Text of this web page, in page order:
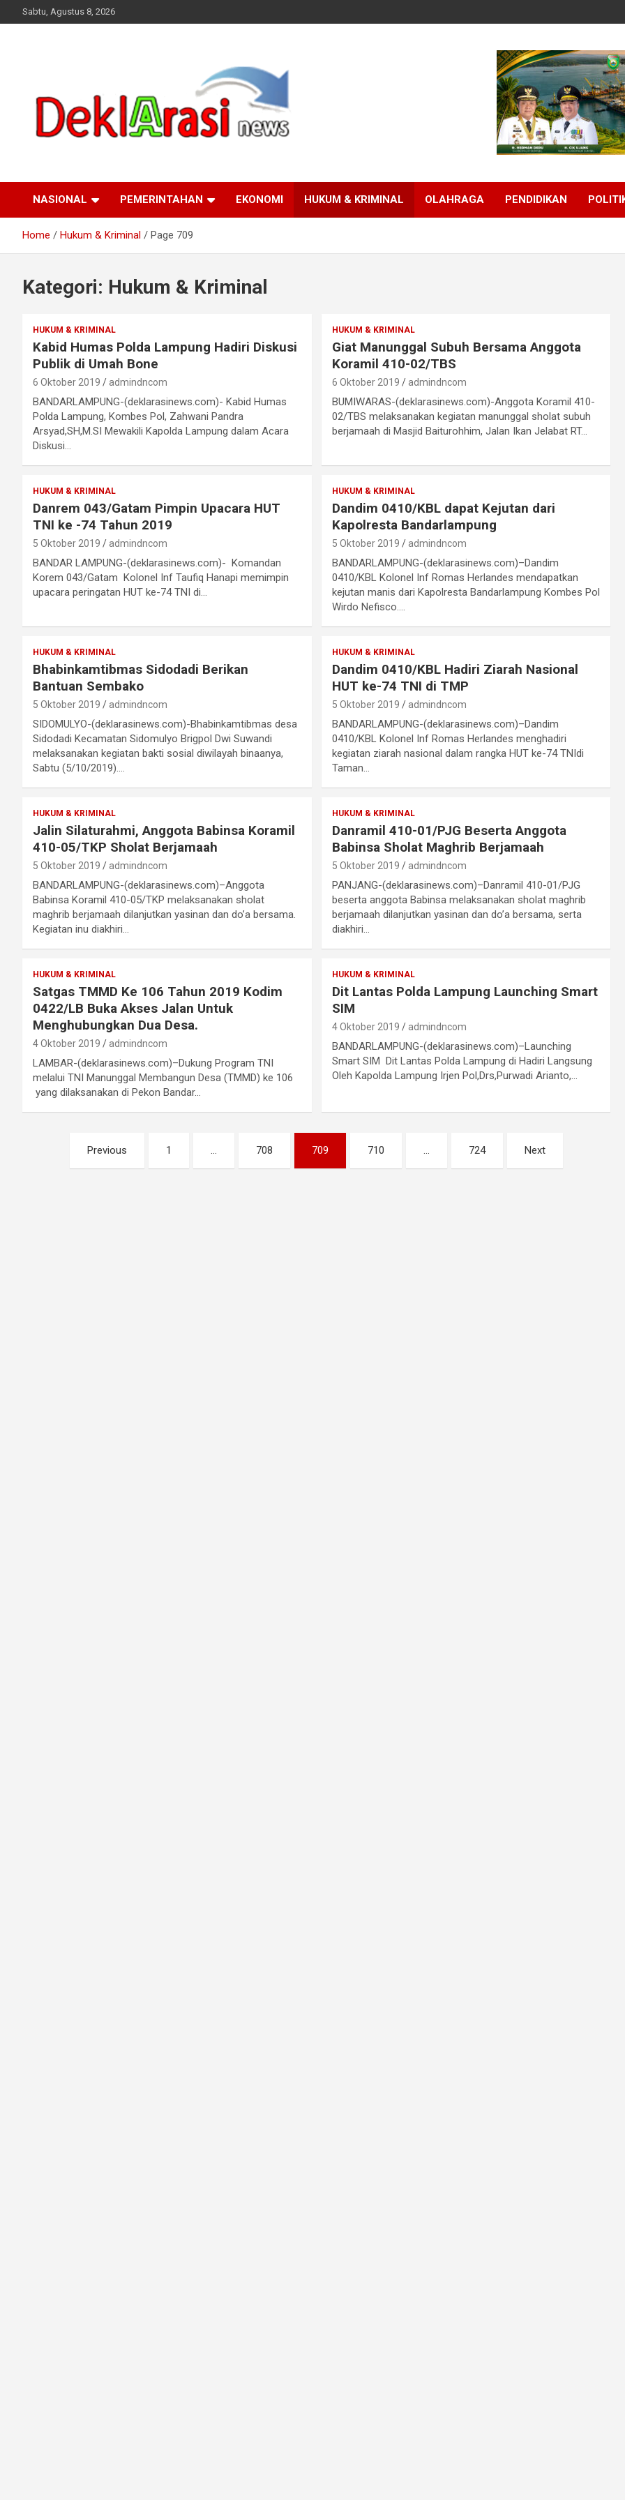
to
Sabtu, Agustus 8, 2026
deklarasinews.com
NASIONAL PEMERINTAHAN EKONOMI HUKUM & KRIMINAL OLAHRAGA PENDIDIKAN
Home Hukum & Kriminal Page 709
Kategori: Hukum & Kriminal
HUKUM & KRIMINAL
Kabid Humas Polda Lampung Hadiri Diskusi
Publik di Umah Bone
6 Oktober 2019 admindncom
BANDARLAMPUNG-(deklarasinews.com)- Kabid Humas
Polda Lampung, Kombes Pol, Zahwani Pandra
Arsyad,SH,M.SI Mewakili Kapolda Lampung dalam Acara
Diskusi…
HUKUM & KRIMINAL
Giat Manunggal Subuh Bersama Anggota
Koramil 410-02/TBS
6 Oktober 2019 admindncom
BUMIWARAS-(deklarasinews.com)-Anggota Koramil 410-
02/TBS melaksanakan kegiatan manunggal sholat subuh
berjamaah di Masjid Baiturohhim, Jalan Ikan Jelabat RT…
HUKUM & KRIMINAL
Danrem 043/Gatam Pimpin Upacara HUT
TNI ke -74 Tahun 2019
5 Oktober 2019 admindncom
BANDAR LAMPUNG-(deklarasinews.com)- Komandan
Korem 043/Gatam Kolonel Inf Taufiq Hanapi memimpin
upacara peringatan HUT ke-74 TNI di…
HUKUM & KRIMINAL
Dandim 0410/KBL dapat Kejutan dari
Kapolresta Bandarlampung
5 Oktober 2019 admindncom
BANDARLAMPUNG-(deklarasinews.com)–Dandim
0410/KBL Kolonel Inf Romas Herlandes mendapatkan
kejutan manis dari Kapolresta Bandarlampung Kombes Pol
Wirdo Nefisco.…
HUKUM & KRIMINAL
Bhabinkamtibmas Sidodadi Berikan
Bantuan Sembako
5 Oktober 2019 admindncom
SIDOMULYO-(deklarasinews.com)-Bhabinkamtibmas desa
Sidodadi Kecamatan Sidomulyo Brigpol Dwi Suwandi
melaksanakan kegiatan bakti sosial diwilayah binaanya,
Sabtu (5/10/2019).…
HUKUM & KRIMINAL
Dandim 0410/KBL Hadiri Ziarah Nasional
HUT ke-74 TNI di TMP
5 Oktober 2019 admindncom
BANDARLAMPUNG-(deklarasinews.com)–Dandim
0410/KBL Kolonel Inf Romas Herlandes menghadiri
kegiatan ziarah nasional dalam rangka HUT ke-74 TNIdi
Taman…
HUKUM & KRIMINAL
Jalin Silaturahmi, Anggota Babinsa Koramil
410-05/TKP Sholat Berjamaah
5 Oktober 2019 admindncom
BANDARLAMPUNG-(deklarasinews.com)–Anggota
Babinsa Koramil 410-05/TKP melaksanakan sholat
maghrib berjamaah dilanjutkan yasinan dan do’a bersama.
Kegiatan inu diakhiri…
HUKUM & KRIMINAL
Danramil 410-01/PJG Beserta Anggota
Babinsa Sholat Maghrib Berjamaah
5 Oktober 2019 admindncom
PANJANG-(deklarasinews.com)–Danramil 410-01/PJG
beserta anggota Babinsa melaksanakan sholat maghrib
berjamaah dilanjutkan yasinan dan do’a bersama, serta
diakhiri…
HUKUM & KRIMINAL
Satgas TMMD Ke 106 Tahun 2019 Kodim
0422/LB Buka Akses Jalan Untuk
Menghubungkan Dua Desa.
4 Oktober 2019 admindncom
LAMBAR-(deklarasinews.com)–Dukung Program TNI
melalui TNI Manunggal Membangun Desa (TMMD) ke 106
yang dilaksanakan di Pekon Bandar…
HUKUM & KRIMINAL
Dit Lantas Polda Lampung Launching Smart
SIM
4 Oktober 2019 admindncom
BANDARLAMPUNG-(deklarasinews.com)–Launching
Smart SIM Dit Lantas Polda Lampung di Hadiri Langsung
Oleh Kapolda Lampung Irjen Pol,Drs,Purwadi Arianto,…
PaginasiPrevious 1 … 708 709 710 … 724 Next